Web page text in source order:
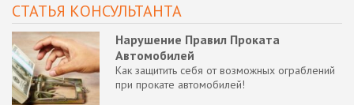
СТАТЬЯ КОНСУЛЬТАНТА
Нарушение Правил Проката
Автомобилей
Как защитить себя от возможных ограблений
при прокате автомобилей!